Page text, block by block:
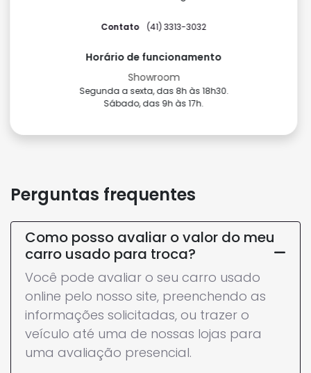
Perguntas frequentes
Como posso avaliar o valor do meu
Você pode avaliar o seu carro usado
veículo até uma de nossas lojas para
Quais são as opções de
financiamento disponíveis para a
compra de um seminovo?
O que está incluído na garantia dos
carros seminovos da Barigüi?